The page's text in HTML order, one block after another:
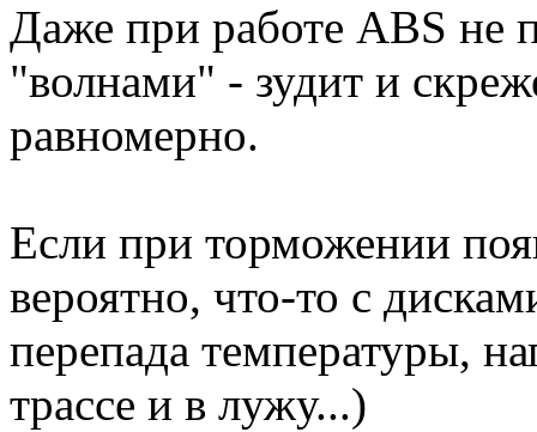
Даже при работе ABS не
"волнами" - зудит и
равномерно.
Если при торможении
вероятно, что-то с
перепада температуры,
трассе и в лужу...)